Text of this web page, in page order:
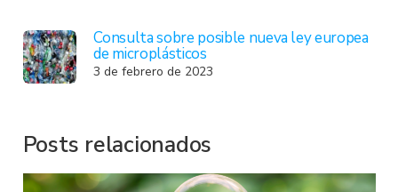
Consulta sobre posible nueva ley europea
de microplásticos
3 de febrero de 2023
Posts relacionados